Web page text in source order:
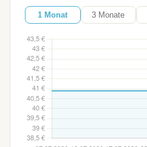
1 Monat 3 Monate